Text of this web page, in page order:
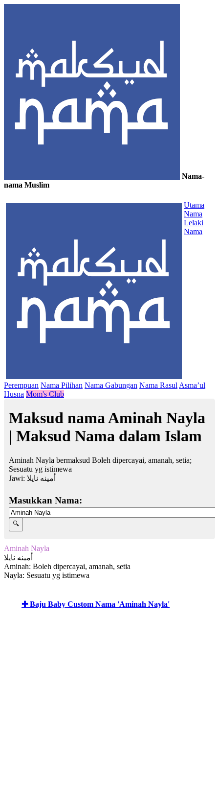
Nama-
nama Muslim
Utama
Nama
Lelaki
Nama
Perempuan Nama Pilihan Nama Gabungan Nama Rasul Asma’ul
Husna Mom's Club
Maksud nama Aminah Nayla
| Maksud Nama dalam Islam
Aminah Nayla bermaksud Boleh dipercayai, amanah, setia;
Sesuatu yg istimewa
Jawi: أمينه نايلا
Masukkan Nama:
Aminah Nayla
أمينه نايلا
Aminah: Boleh dipercayai, amanah, setia
Nayla: Sesuatu yg istimewa
✚ Baju Baby Custom Nama 'Aminah Nayla'